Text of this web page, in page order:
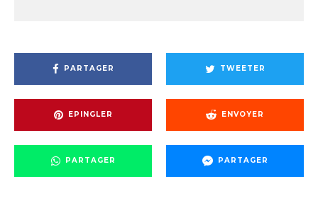
PARTAGER TWEETER
EPINGLER ENVOYER
PARTAGER PARTAGER